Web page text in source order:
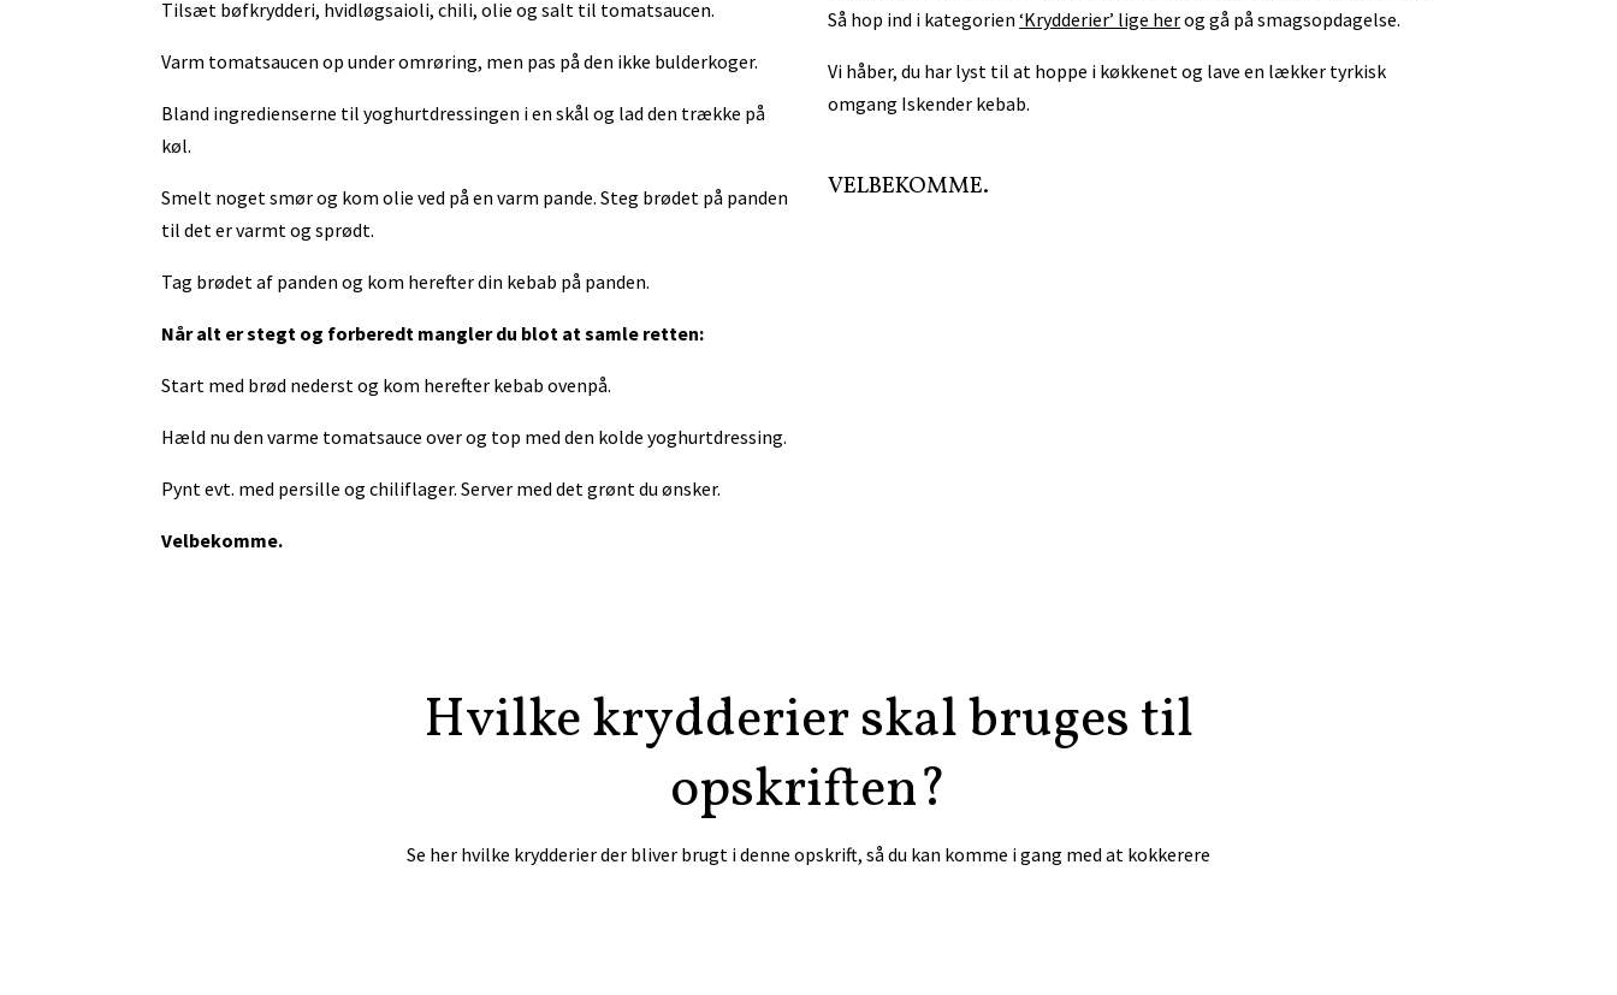
Tilsæt bøfkrydderi, hvidløgsaioli, chili, olie og salt til tomatsaucen.
Varm tomatsaucen op under omrøring, men pas på den ikke bulderkoger.
Bland ingredienserne til yoghurtdressingen i en skål og lad den trække på
køl.
Smelt noget smør og kom olie ved på en varm pande. Steg brødet på panden
til det er varmt og sprødt.
Tag brødet af panden og kom herefter din kebab på panden.
Når alt er stegt og forberedt mangler du blot at samle retten:
Start med brød nederst og kom herefter kebab ovenpå.
Hæld nu den varme tomatsauce over og top med den kolde yoghurtdressing.
Pynt evt. med persille og chiliflager. Server med det grønt du ønsker.
Velbekomme.
Så hop ind i kategorien ‘Krydderier’ lige herog gå på smagsopdagelse.
Vi håber, du har lyst til at hoppe i køkkenet og lave en lækker tyrkisk
omgang Iskender kebab.
VELBEKOMME.
Hvilke krydderier skal bruges til
opskriften?
Se her hvilke krydderier der bliver brugt i denne opskrift, så du kan komme i gang med at kokkerere